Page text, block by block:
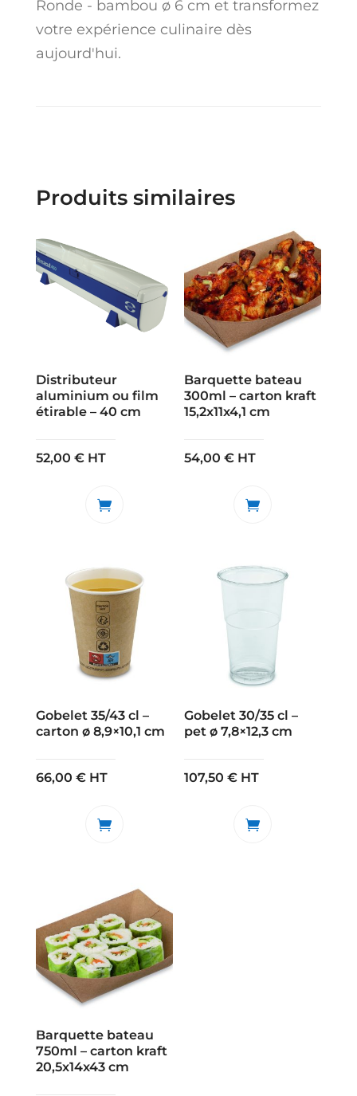
Ronde - bambou ø 6 cm et transformez
votre expérience culinaire dès
aujourd'hui.
Produits similaires
Distributeur
aluminium ou film
étirable – 40 cm
52,00 € HT
Barquette bateau
300ml – carton kraft
15,2x11x4,1 cm
54,00€ HT
Gobelet 35/43 cl –
carton ø 8,9×10,1 cm
66,00 € HT
Gobelet 30/35 cl –
pet ø 7,8×12,3 cm
107,50€ HT
Barquette bateau
750ml – carton kraft
20,5x14x43 cm